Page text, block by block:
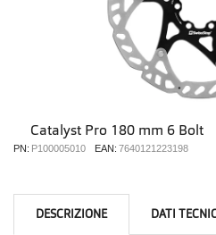
Catalyst Pro 180 mm 6 Bolt
PN: P100005010 EAN: 7640121223198
DESCRIZIONE DATI